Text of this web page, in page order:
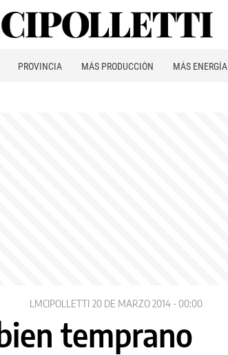
PROVINCIA MÁS PRODUCCIÓN MÁS ENERGÍA
LMCIPOLLETTI 20 DE MARZO 2014 - 00:00
temprano